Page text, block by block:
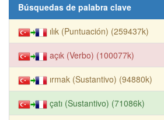
Búsquedas de palabra clave
ılık (Puntuación) (259437k)
açık (Verbo) (100077k)
ırmak (Sustantivo) (94880k)
çatı (Sustantivo) (71086k)